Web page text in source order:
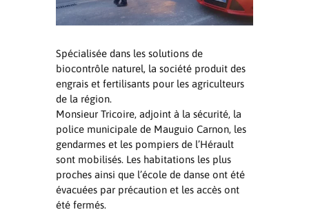
Spécialisée dans les solutions de
biocontrôle naturel, la société produit des
engrais et fertilisants pour les agriculteurs
de la région.
Monsieur Tricoire, adjoint à la sécurité, la
police municipale de Mauguio Carnon, les
gendarmes et les pompiers de l’Hérault
sont mobilisés. Les habitations les plus
proches ainsi que l’école de danse ont été
évacuées par précaution et les accès ont
été fermés.